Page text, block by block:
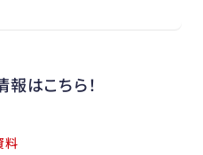
はこちら！
料